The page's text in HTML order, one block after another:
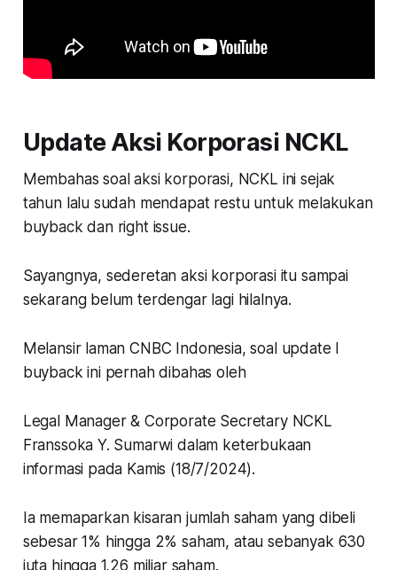
Update Aksi Korporasi NCKL
Membahas soal aksi korporasi, NCKL ini sejak
tahun lalu sudah mendapat restu untuk melakukan
buyback dan right issue.
Sayangnya, sederetan aksi korporasi itu sampai
sekarang belum terdengar lagi hilalnya.
Melansir laman CNBC Indonesia, soal update l
buyback ini pernah dibahas oleh
Legal Manager & Corporate Secretary NCKL
Franssoka Y. Sumarwi dalam keterbukaan
informasi pada Kamis (18/7/2024).
Ia memaparkan kisaran jumlah saham yang dibeli
sebesar 1% hingga 2% saham, atau sebanyak 630
juta hingga 1,26 miliar saham.